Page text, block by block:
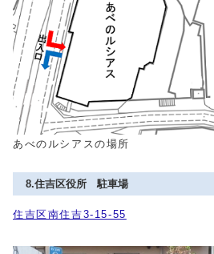
あべのルシアスの場所
8.住吉区役所 駐車場
住吉区南住吉3-15-55